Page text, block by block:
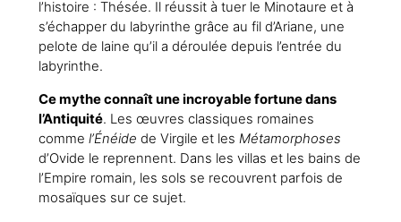
l’histoire : Thésée. Il réussit à tuer le Minotaure et à
s’échapper du labyrinthe grâce au fil d’Ariane, une
pelote de laine qu’il a déroulée depuis l’entrée du
labyrinthe.
Ce mythe connaît une incroyable fortune dans
l’Antiquité. Les œuvres classiques romaines
comme l’Énéide de Virgile et les Métamorphoses
d’Ovide le reprennent. Dans les villas et les bains de
l’Empire romain, les sols se recouvrent parfois de
mosaïques sur ce sujet.